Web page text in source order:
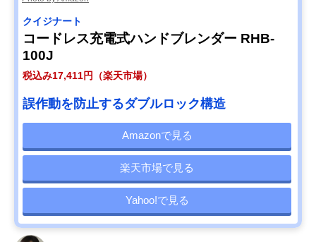
クイジナート
コードレス充電式ハンドブレンダー RHB-
100J
税込み17,411円（楽天市場）
誤作動を防止するダブルロック構造
Amazonで見る
楽天市場で見る
Yahoo!で見る